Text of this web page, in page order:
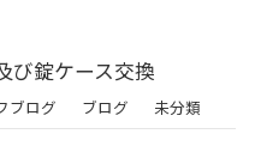
び錠ケース交換
ブログ ブログ 未分類